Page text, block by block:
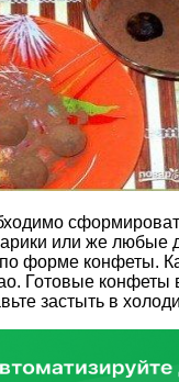
или же любые
форме конфеты.
Готовые конфеты
застыть в